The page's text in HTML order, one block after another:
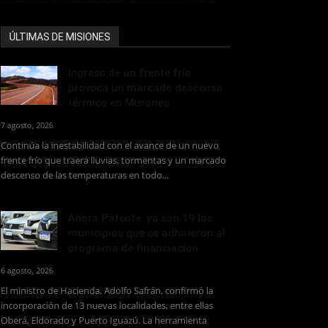
ÚLTIMAS DE MISIONES
7 agosto, 2026
Continúa la inestabilidad con el avance de un nuevo
frente frío que traerá lluvias, tormentas y un marcado
descenso de las temperaturas en todo...
6 agosto, 2026
El ministro de Hacienda, Adolfo Safrán, confirmó la
incorporación de 13 nuevas localidades, entre ellas
Oberá, Eldorado y Puerto Iguazú. La herramienta